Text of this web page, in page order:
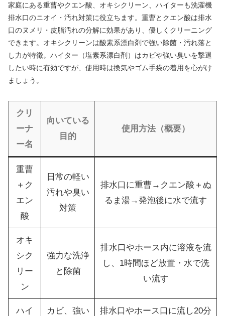
家庭にある重曹やクエン酸、オキシクリーン、ハイターも洗濯機
排水口のニオイ・汚れ対策に役立ちます。重曹とクエン酸は排水
口のヌメリ・皮脂汚れの分解に効果があり、優しくクリーニング
できます。オキシクリーンは酸素系漂白剤で強い除菌・汚れ落と
し力が特徴。ハイター（塩素系漂白剤）はカビや強い臭いを撃退
したい時に有効ですが、使用時は換気やゴム手袋の着用を心がけ
ましょう。
クリ
ーナ
ー名
向いている
目的
使用方法（概要）
重曹
＋ク
エン
酸
日常の軽い
汚れや臭い
対策
排水口に重曹→クエン酸＋ぬ
るま湯→発泡後に水で流す
オキ
シク
リー
ン
強力な洗浄
と除菌
排水口やホース内に溶液を流
し、1時間ほど放置・水で洗
い流す
ハイ
カビ、強い
排水口やホース口に流し20分